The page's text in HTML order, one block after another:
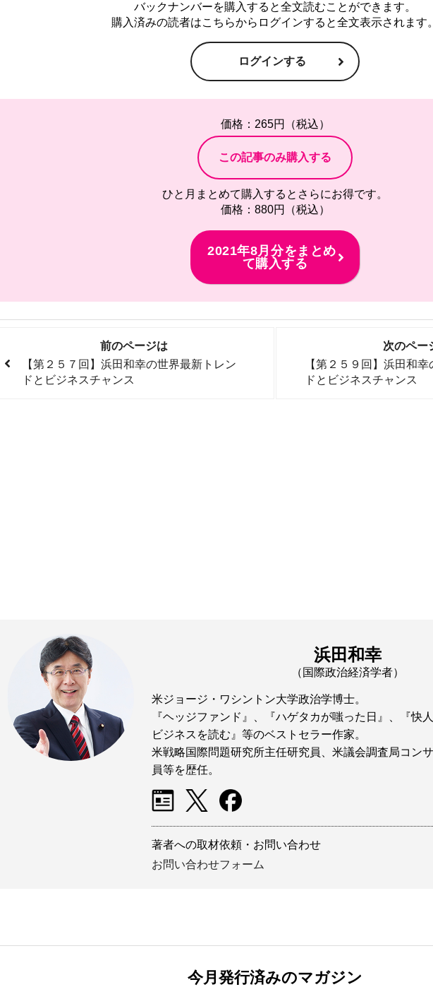
バックナンバーを購入すると全文読むことができます。
購入済みの読者はこちらからログインすると全文表示されます
ログインする
価格：265円（税込）
ひと月まとめて購入するとさらにお得です。
価格：880円（税込）
2021年8月分をまとめ
て購入する
前のページは
【第２５７回】浜田和幸の世界最新トレン
ドとビジネスチャンス
次のペー
【第２５９回】浜田和
ドとビジネスチャンス
浜田和幸
（国際政治経済学者）
米ジョージ・ワシントン大学政治学博士。
『ヘッジファンド』、『ハゲタカが嗤った日』、『快
ビジネスを読む』等のベストセラー作家。
米戦略国際問題研究所主任研究員、米議会調査局コン
員等を歴任。
著者への取材依頼・お問い合わせ
お問い合わせフォーム
今月発行済みのマガジン